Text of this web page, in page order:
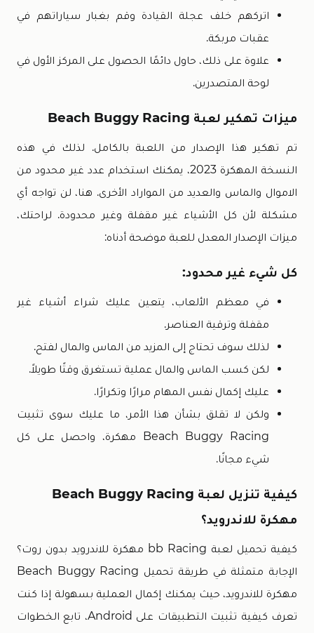
اتركهم خلف عجلة القيادة وقم بغبار سياراتهم في
عقبات مربكة.
علاوة على ذلك، حاول دائمًا الحصول على المركز الأول في
لوحة المتصدرين.
ميزات تهكير لعبة Beach Buggy Racing
تم تهكير هذا الإصدار من اللعبة بالكامل. لذلك في هذه
النسخة المهكرة 2023، يمكنك استخدام عدد غير محدود من
الاموال والماس والعديد من المواراد الأخرى. هنا، لن تواجه أي
مشكلة لأن كل الأشياء غير مقفلة وغير محدودة. لراحتك،
ميزات الإصدار المعدل للعبة موضحة أدناه:
كل شيء غير محدود:
في معظم الألعاب، يتعين عليك شراء أشياء غير
مقفلة وترقية العناصر.
لذلك سوف تحتاج إلى المزيد من الماس والمال لفتح.
لكن كسب الماس والمال عملية تستغرق وقتًا طويلاً.
عليك إكمال نفس المهام مرارًا وتكرارًا.
ولكن لا تقلق بشأن هذا الأمر، ما عليك سوى تثبيت
Beach Buggy Racing مهكرة، واحصل على كل
شيء مجانًا.
كيفية تنزيل لعبة Beach Buggy Racing
مهكرة للاندرويد؟
كيفية تحميل لعبة bb Racing مهكرة للاندرويد بدون روت؟
الإجابة متمثلة في طريقة تحميل Beach Buggy Racing
مهكرة للاندرويد، حيث يمكنك إكمال العملية بسهولة إذا كنت
تعرف كيفية تثبيت التطبيقات على Android، تابع الخطوات